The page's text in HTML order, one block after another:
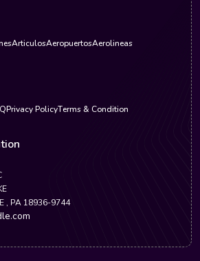
ArticulosAeropuertosAerolineas
Privacy PolicyTerms & Condition
, PA 18936-9744